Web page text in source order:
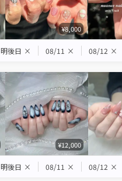
¥8,000
明後日 × 08/11 × 08/12 ×
¥12,000
明後日 × 08/11 × 08/12 ×